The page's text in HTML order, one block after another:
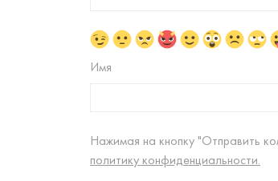
Имя
Нажимая на кнопку "Отправить
политику конфиденциальности.